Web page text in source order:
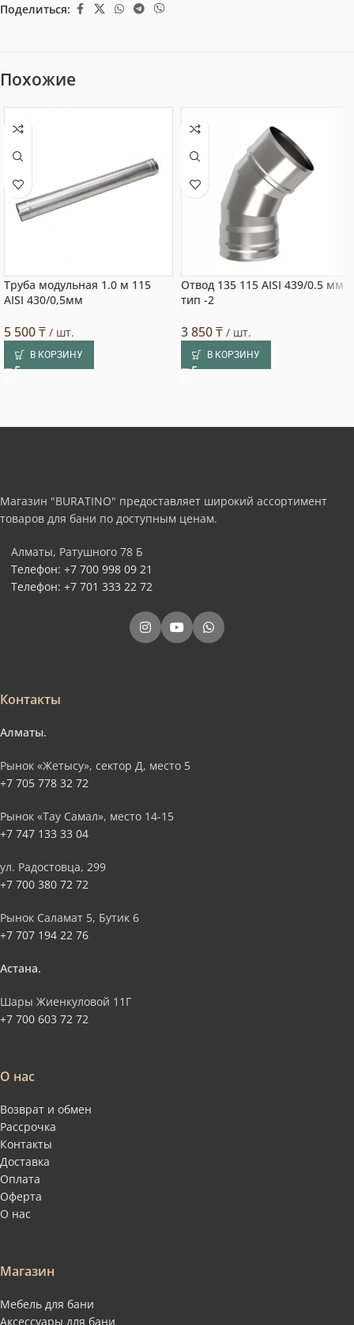
Поделиться:
Похожие
Труба модульная 1.0 м 115
AISI 430/0,5мм
5 500₸ / шт.
В КОРЗИНУ
Отвод 135 115 AISI 439/0.5 мм
тип -2
3 850₸ / шт.
В КОРЗИНУ
Магазин "BURATINO" предоставляет широкий ассортимент
товаров для бани по доступным ценам.
Алматы, Ратушного 78 Б
Телефон: +7 700 998 09 21
Телефон: +7 701 333 22 72
Контакты
Алматы.
Рынок «Жетысу», сектор Д, место 5
+7 705 778 32 72
Рынок «Тау Самал», место 14-15
+7 747 133 33 04
ул. Радостовца, 299
+7 700 380 72 72
Рынок Саламат 5, Бутик 6
+7 707 194 22 76
Астана.
Шары Жиенкуловой 11Г
+7 700 603 72 72
О нас
Возврат и обмен
Рассрочка
Контакты
Доставка
Оплата
Оферта
О нас
Магазин
Мебель для бани
Аксессуары для бани